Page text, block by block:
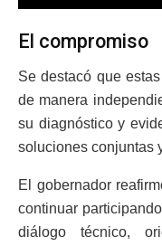
El compromiso
Se destacó que
de manera
su diagnóstico y
soluciones conjuntas
El gobernador
continuar
diálogo técnico,